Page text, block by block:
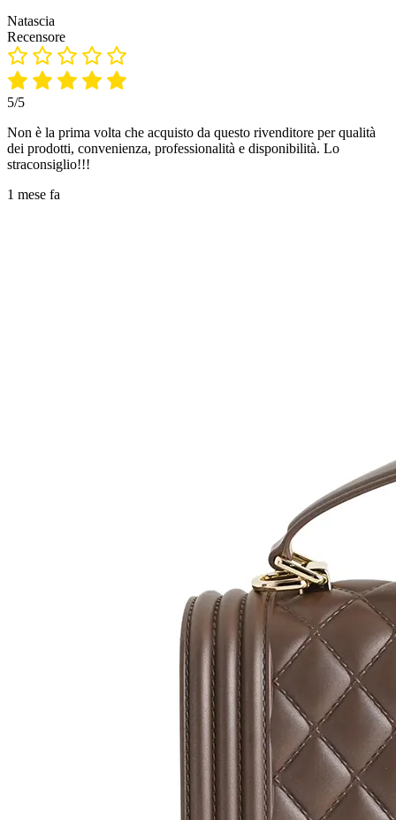
Natascia
Recensore
5/5
Non è la prima volta che acquisto da questo rivenditore per qualità
dei prodotti, convenienza, professionalità e disponibilità. Lo
straconsiglio!!!
1 mese fa